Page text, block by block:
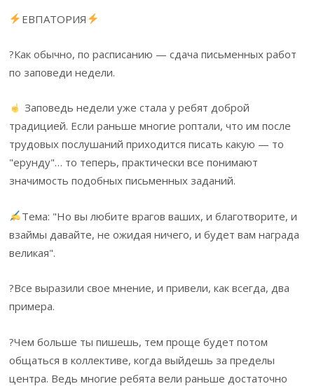
ЕВПАТОРИЯ
?Как обычно, по расписанию — сдача письменных работ
по заповеди недели.
Заповедь недели уже стала у ребят доброй
традицией. Если раньше многие роптали, что им после
трудовых послушаний приходится писать какую — то
"ерунду"… то теперь, практически все понимают
значимость подобных письменных заданий.
Тема: "Но вы любите врагов ваших, и благотворите, и
взаймы давайте, не ожидая ничего, и будет вам награда
великая".
?Все выразили свое мнение, и привели, как всегда, два
примера.
?Чем больше ты пишешь, тем проще будет потом
общаться в коллективе, когда выйдешь за пределы
центра. Ведь многие ребята вели раньше достаточно